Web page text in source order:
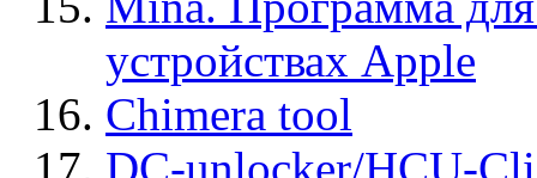
устройствах Apple
Chimera tool